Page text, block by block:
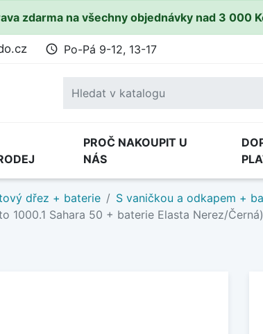
zdarma na všechny objednávky nad 3 000
access_time Po-Pá 9-12, 13-17
PROČ NAKOUPIT U
NÁS
dřez + baterie
S vaničkou a odkapem +
1000.1 Sahara 50 + baterie Elasta Nerez/Černá)